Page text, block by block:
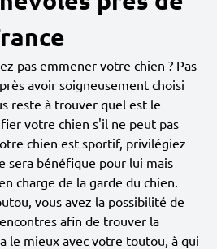
pas emmener votre chien ? Pas
avoir soigneusement choisi
reste à trouver quel est le
votre chien s'il ne peut pas
chien est sportif, privilégiez
sera bénéfique pour lui mais
charge de la garde du chien.
vous avez la possibilité de
afin de trouver la
le mieux avec votre toutou, à qui